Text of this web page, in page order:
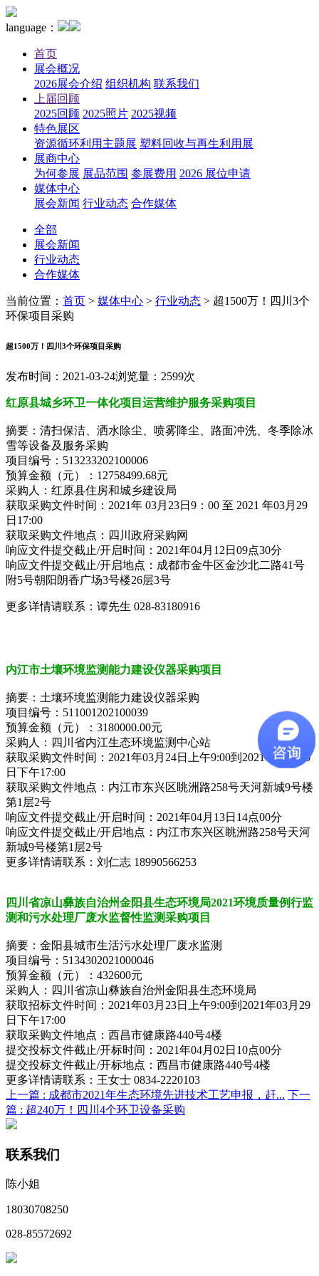
language：
首页
展会概况
2026展会介绍 组织机构 联系我们
上届回顾
2025回顾 2025照片 2025视频
特色展区
资源循环利用主题展 塑料回收与再生利用展
展商中心
为何参展 展品范围 参展费用 2026 展位申请
媒体中心
展会新闻 行业动态 合作媒体
全部
展会新闻
行业动态
合作媒体
当前位置： 首页 > 媒体中心 > 行业动态 > 超1500万！四川3个
环保项目采购
超1500万！四川3个环保项目采购
发布时间：2021-03-24浏览量：2599次
红原县城乡环卫一体化项目运营维护服务采购项目
摘要：清扫保洁、洒水除尘、喷雾降尘、路面冲洗、冬季除冰
雪等设备及服务采购
项目编号：513233202100006
预算金额（元）：12758499.68元
采购人：红原县住房和城乡建设局
获取采购文件时间：2021年 03月23日9：00 至 2021 年03月29
日17:00
获取采购文件地点：四川政府采购网
响应文件提交截止/开启时间：2021年04月12日09点30分
响应文件提交截止/开启地点：成都市金牛区金沙北二路41号
附5号朝阳朗香广场3号楼26层3号
更多详情请联系：谭先生 028-83180916
内江市土壤环境监测能力建设仪器采购项目
摘要：土壤环境监测能力建设仪器采购
项目编号：511001202100039
预算金额（元）：3180000.00元
采购人：四川省内江生态环境监测中心站
获取采购文件时间：2021年03月24日上午9:00到2021年03月30
日下午17:00
获取采购文件地点：内江市东兴区眺洲路258号天河新城9号楼
第1层2号
响应文件提交截止/开启时间：2021年04月13日14点00分
响应文件提交截止/开启地点：内江市东兴区眺洲路258号天河
新城9号楼第1层2号
更多详情请联系：刘仁志 18990566253
四川省凉山彝族自治州金阳县生态环境局2021环境质量例行监
测和污水处理厂废水监督性监测采购项目
摘要：金阳县城市生活污水处理厂废水监测
项目编号：5134302021000046
预算金额（元）：432600元
采购人：四川省凉山彝族自治州金阳县生态环境局
获取招标文件时间：2021年03月23日上午9:00到2021年03月29
日下午17:00
获取采购文件地点：西昌市健康路440号4楼
提交投标文件截止/开标时间：2021年04月02日10点00分
提交投标文件截止/开标地点：西昌市健康路440号4楼
更多详情请联系：王女士 0834-2220103
上一篇 : 成都市2021年生态环境先进技术工艺申报，赶... 下一
篇 : 超240万！四川4个环卫设备采购
联系我们
陈小姐
18030708250
028-85572692